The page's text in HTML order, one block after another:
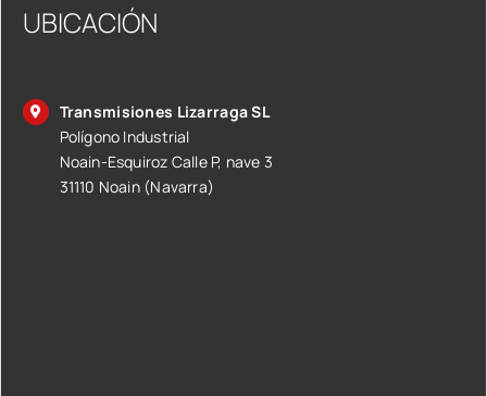
UBICACIÓN
Transmisiones Lizarraga SL
Polígono Industrial
Noain-Esquiroz Calle P, nave 3
31110 Noain (Navarra)